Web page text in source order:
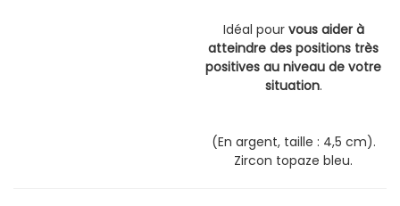
Idéal pour vous aider à
atteindre des positions très
positives au niveau de votre
situation.
(En argent, taille : 4,5 cm).
Zircon topaze bleu.